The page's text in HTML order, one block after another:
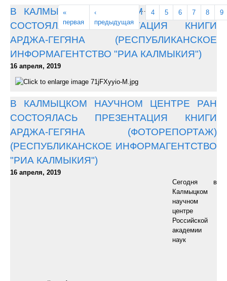
В КАЛМЫЦКОМ НАУЧНОМ ЦЕНТРЕ РАН
СОСТОЯЛАСЬ ПРЕЗЕНТАЦИЯ КНИГИ
АРДЖА-ГЕГЯНА (РЕСПУБЛИКАНСКОЕ
ИНФОРМАГЕНТСТВО "РИА КАЛМЫКИЯ")
16 апреля, 2019
В КАЛМЫЦКОМ НАУЧНОМ ЦЕНТРЕ РАН
СОСТОЯЛАСЬ ПРЕЗЕНТАЦИЯ КНИГИ
АРДЖА-ГЕГЯНА (ФОТОРЕПОРТАЖ)
(РЕСПУБЛИКАНСКОЕ ИНФОРМАГЕНТСТВО
"РИА КАЛМЫКИЯ")
16 апреля, 2019
Сегодня в
Калмыцком
научном
центре
Российской
академии
наук
Страницы
«
первая
‹
предыдущая
… 4 5 6 7 8 9